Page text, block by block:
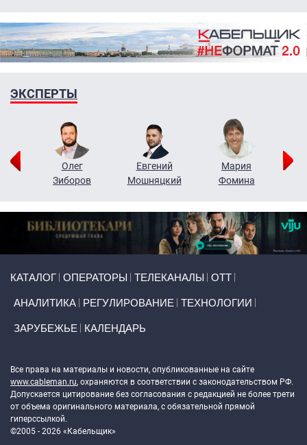
ЭКСПЕРТЫ
Олег
Зиборов
Евгений
Мошняцкий
Мария
Фомина
КАТАЛОГ ОПЕРАТОРЫ ТЕЛЕКАНАЛЫ ОТТ
АНАЛИТИКА РЕГУЛИРОВАНИЕ ТЕХНОЛОГИИ
ЗАРУБЕЖЬЕ КАЛЕНДАРЬ
Все права на материалы и новости, опубликованные на сайте
www.cableman.ru, охраняются в соответствии с законодательством РФ.
Допускается цитирование без согласования с редакцией не более трети
от объема оригинального материала, с обязательной прямой
гиперссылкой.
©2005 - 2026 «Кабельщик»